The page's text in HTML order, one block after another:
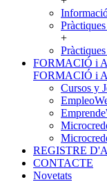
+
FORMACIÓ i
FORMACIÓ i
Cursos y
REGISTRE
CONTACTE
Novetats